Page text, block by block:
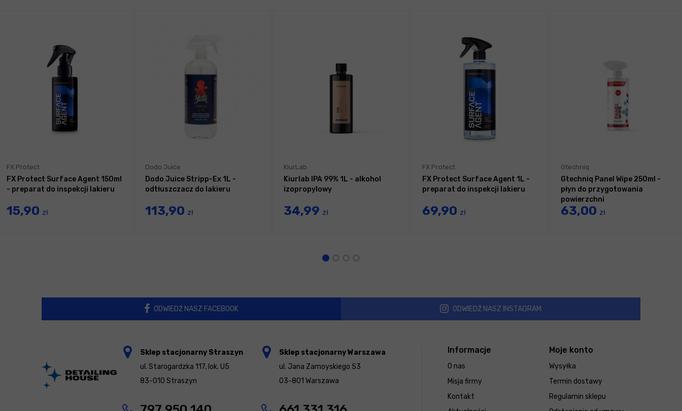
FX Protect
FX Protect Surface Agent 150ml
- preparat do inspekcji lakieru
15,90 zł
Dodo Juice
Dodo Juice Stripp-Ex 1L -
odtłuszczacz do lakieru
113,90 zł
KiurLab
Kiurlab IPA 99% 1L - alkohol
izopropylowy
34,99 zł
FX Protect
FX Protect Surface Agent 1L -
preparat do inspekcji lakieru
69,90 zł
Gtechniq
Gtechniq Panel Wipe 250ml -
płyn do przygotowania
powierzchni
63,00 zł
ODWIEDŹ NASZ FACEBOOK ODWIEDŹ NASZ INSTAGRAM
Informacje
O nas
Misja firmy
Kontakt
Moje konto
Wysyłka
Termin dostawy
Regulamin sklepu
Sklep stacjonarny Straszyn
ul. Starogardzka 117, lok. U5
83-010 Straszyn
Sklep stacjonarny Warszawa
ul. Jana Zamoyskiego 53
03-801 Warszawa